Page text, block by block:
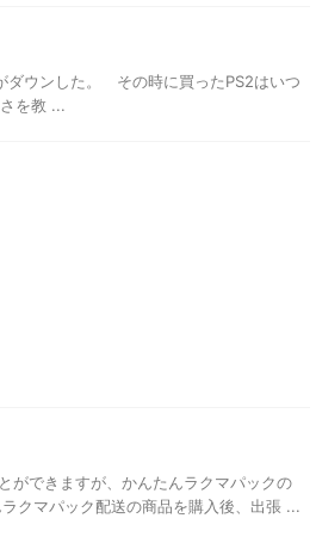
ダウンした。 その時に買ったPS2はいつ
を教 ...
ができますが、かんたんラクマパックの
クマパック配送の商品を購入後、出張 ...